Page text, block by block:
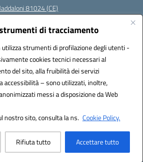
di tracciamento
strumenti di profilazione degli utenti -
cookies tecnici necessari al
del sito, alla fruibilità dei servizi
accessibilità – sono utilizzati, inoltre,
messi a disposizione da Web
nostro sito, consulta la ns. Cookie Policy.
Rifiuta tutto Accettare tutto
81024 (CE)
(PEC):ceic8an00r@pec.istruzione.it
Amministrazioni (IPA): icmvce
(CUF): UFORSV
Powered by 3D Solution S.r.l.
& Design by Designers Italia